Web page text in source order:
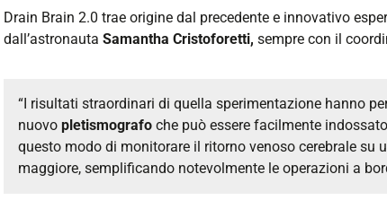
Drain Brain 2.0 trae origine dal precedente e innovativo
dall’astronauta Samantha Cristoforetti, sempre con il
“I risultati straordinari di quella sperimentazione hanno
nuovo pletismografo che può essere facilmente
questo modo di monitorare il ritorno venoso cerebrale su
maggiore, semplificando notevolmente le operazioni a